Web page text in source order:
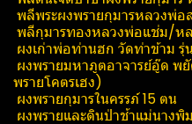
พลีพระผงพรายกุมารหลวงพ่อ
พลีกุมารทองหลวงพ่อแช่ม/ห
ผงเก่าพ่อท่านฮก วัดท่าข้าม รุ่
ผงพรายมหาภูต​อาจารย์อู๊ด​
พรายโคตรเฮง)
ผงพรายกุมารในครรภ์​ 15 ตน
ผงพรายและดินป่าช้าแม่นางพิ